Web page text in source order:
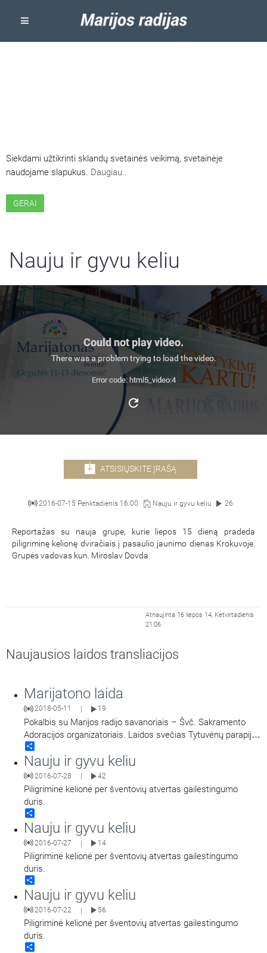
Siekdami užtikrinti sklandų svetainės veikimą, svetainėje
naudojame slapukus. Daugiau..
GERAI
Nauju ir gyvu keliu
Could not play video.
There was a problem trying to load the video.
Error code: html5_video:4
ATSISIŲSKITE ĮRAŠĄ
2016-07-15 Penktadienis 16:00 Nauju ir gyvu keliu 26
Reportažas su nauja grupe, kurie liepos 15 dieną pradeda
piligriminę kelionę dviračiais į pasaulio jaunimo dienas Krokuvoje.
Grupės vadovas kun. Miroslav Dovda.
Atnaujinta 16 liepos 14, Ketvirtadienis
21:06
Naujausios laidos transliacijos
Marijatono laida
2018-05-11 19
Pokalbis su Marijos radijo savanoriais – Švč. Sakramento
Adoracijos organizatoriais. Laidos svečias Tytuvėnų parapijos
klebonas kun. Rimantas Žaromskis.
Nauju ir gyvu keliu
2016-07-28 42
Piligriminė kelionė per šventovių atvertas gailestingumo
duris.
Nauju ir gyvu keliu
2016-07-27 | 14
Piligriminė kelionė per šventovių atvertas gailestingumo
duris.
Nauju ir gyvu keliu
2016-07-22 | 56
Piligriminė kelionė per šventovių atvertas gailestingumo
duris.